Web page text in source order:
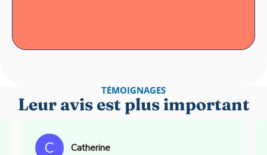
TÉMOIGNAGES
Leur avis est plus important